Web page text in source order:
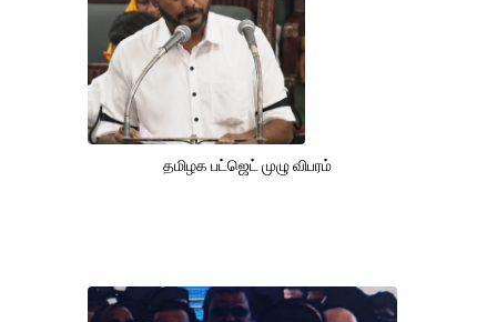
தமிழக பட்ஜெட் முழு விபரம்